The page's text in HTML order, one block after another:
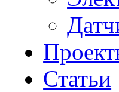
Статьи